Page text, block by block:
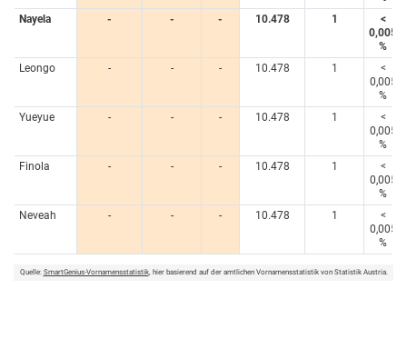
Nayela
- - - 10.478 1
<
0,005
%
Leongo
- - - 10.478 1
<
0,005
%
Yueyue
- - - 10.478 1
<
0,005
%
Finola
- - - 10.478 1
<
0,005
%
Neveah
- - - 10.478 1
<
0,005
%
Quelle: SmartGenius-Vornamensstatistik, hier basierend auf der amtlichen Vornamensstatistik von Statistik Austria.